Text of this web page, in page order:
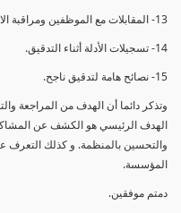
13- المقابلات مع الموظفين ومراقبة الانشطة والمرافق.
14- تسجيلات الأدلة أثناء التدقيق.
15- نصائح هامة لتدقيق ناجح.
وتذكر دائما أن الهدف من المراجعة
الهدف الرئيسي هو الكشف عن
والتحسين بالمنظمة. و كذلك التعرف
المؤسسة.
دمتم موفقين.